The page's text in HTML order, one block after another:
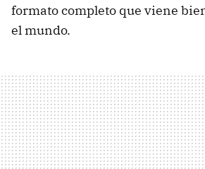
formato completo que viene
el mundo.